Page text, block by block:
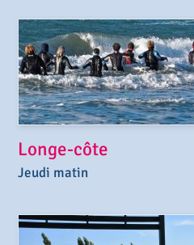
Longe-côte
Jeudi matin